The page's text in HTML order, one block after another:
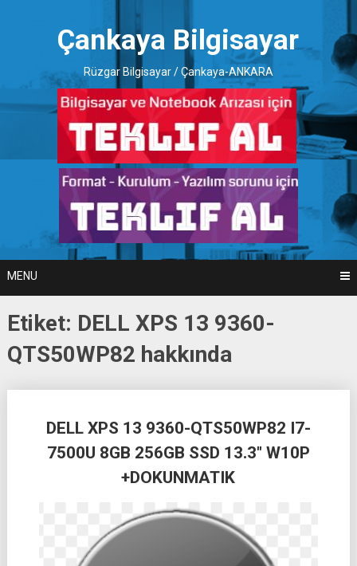
Çankaya Bilgisayar
Rüzgar Bilgisayar / Çankaya-ANKARA
MENU
Etiket: DELL XPS 13 9360-
QTS50WP82 hakkında
DELL XPS 13 9360-QTS50WP82 I7-
7500U 8GB 256GB SSD 13.3″ W10P
+DOKUNMATIK
navigation